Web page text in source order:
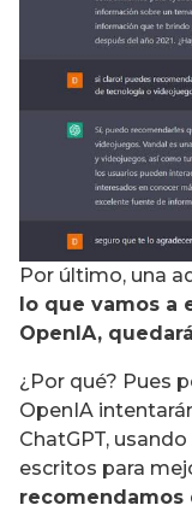
Por último, una
lo que vamos a
OpenIA,
¿Por qué? Pues
OpenIA
ChatGPT,
escritos para
recomendamos